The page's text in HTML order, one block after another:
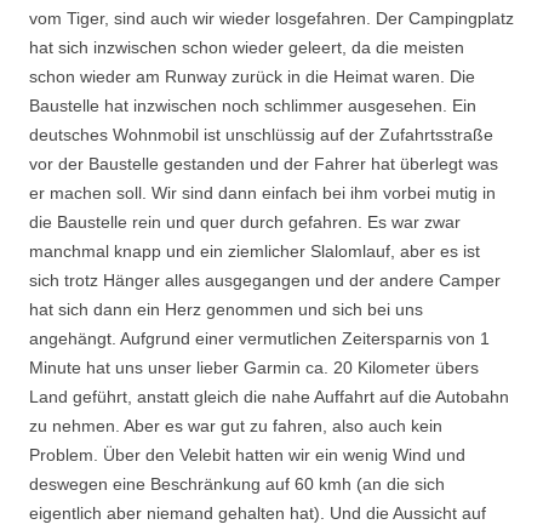
vom Tiger, sind auch wir wieder losgefahren. Der Campingplatz
hat sich inzwischen schon wieder geleert, da die meisten
schon wieder am Runway zurück in die Heimat waren. Die
Baustelle hat inzwischen noch schlimmer ausgesehen. Ein
deutsches Wohnmobil ist unschlüssig auf der Zufahrtsstraße
vor der Baustelle gestanden und der Fahrer hat überlegt was
er machen soll. Wir sind dann einfach bei ihm vorbei mutig in
die Baustelle rein und quer durch gefahren. Es war zwar
manchmal knapp und ein ziemlicher Slalomlauf, aber es ist
sich trotz Hänger alles ausgegangen und der andere Camper
hat sich dann ein Herz genommen und sich bei uns
angehängt. Aufgrund einer vermutlichen Zeitersparnis von 1
Minute hat uns unser lieber Garmin ca. 20 Kilometer übers
Land geführt, anstatt gleich die nahe Auffahrt auf die Autobahn
zu nehmen. Aber es war gut zu fahren, also auch kein
Problem. Über den Velebit hatten wir ein wenig Wind und
deswegen eine Beschränkung auf 60 kmh (an die sich
eigentlich aber niemand gehalten hat). Und die Aussicht auf